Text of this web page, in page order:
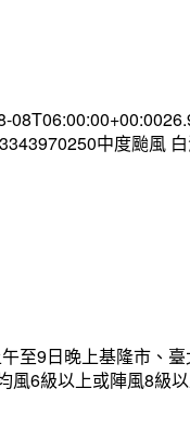
中度颱風
至9日晚上基隆市、
風6級以上或陣風8級